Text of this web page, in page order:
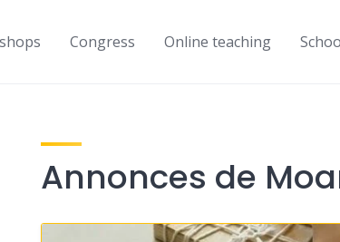
Congress Online teaching
Annonces de